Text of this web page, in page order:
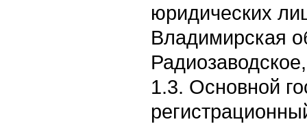
юридических
Владимирская
1.3. Основной